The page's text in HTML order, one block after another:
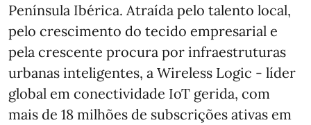
Península Ibérica. Atraída pelo talento local,
pelo crescimento do tecido empresarial e
pela crescente procura por infraestruturas
urbanas inteligentes, a Wireless Logic - líder
global em conectividade IoT gerida, com
mais de 18 milhões de subscrições ativas em